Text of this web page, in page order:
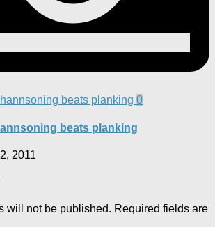
0
beats planking
2011
will not be published. Required fields are